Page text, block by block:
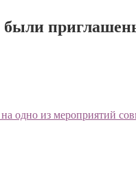
одно из мероприятий